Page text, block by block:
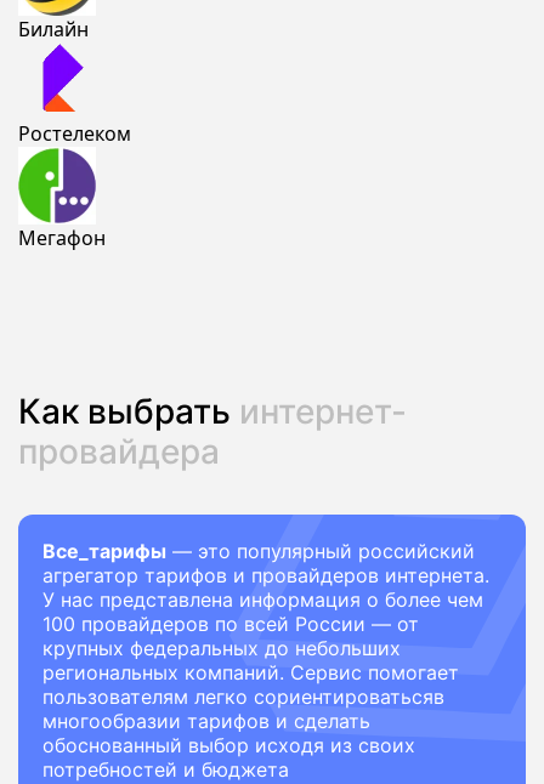
Билайн
Ростелеком
Мегафон
Как выбрать интернет-
провайдера
Все_тарифы — это популярный российский
агрегатор тарифов и провайдеров интернета.
У нас представлена информация о более чем
100 провайдеров по всей России — от
крупных федеральных до небольших
региональных компаний. Сервис помогает
пользователям легко сориентироватьсяв
многообразии тарифов и сделать
обоснованный выбор исходя из своих
потребностей и бюджета